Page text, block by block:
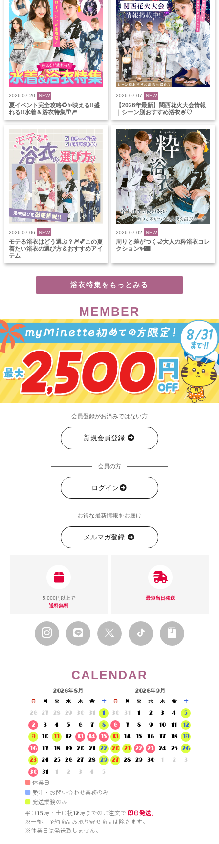
2026.07.20 NEW
夏イベント完全攻略🌻✨映える!!盛
れる!!水着＆浴衣特集🌴🎆
2026.07.07 NEW
【2026年最新】関西花火大会情報
｜シーン別おすすめ浴衣🍧♡
2026.07.06 NEW
モテる浴衣はどう選ぶ？🎆💕この夏
着たい浴衣の選び方＆おすすめアイ
テム
2026.07.02 NEW
周りと差がつく🌙大人の粋浴衣コレ
クション✨🌃
浴衣特集をもっとみる
MEMBER
会員登録がお済みではない方
新規会員登録
会員の方
ログイン
お得な最新情報をお届け
メルマガ登録
5,000円以上で
送料無料
最短当日発送
CALENDAR
2026年8月
日 月 火 水 木 金
土
26
27 28 29 30 31
1
2
3 4 5 6 7
8
9
10 11 12 13 14
15
16
17 18 19 20 21
22
23
24 25 26 27 28
29
30
31 1 2 3 4 5
2026年9月
日 月 火 水 木 金
土
30
31 1 2 3 4
5
6
7 8 9 10 11
12
13
14 15 16 17 18
19
20
21 22 23 24 25
26
27
28 29 30 1 2 3
■ 休業日
■ 受注・お問い合わせ業務のみ
■ 発送業務のみ
平日15時・土日祝12時までのご注文で 即日発送。
※一部、予約商品お取り寄せ商品は除きます。
※休業日は発送致しません。